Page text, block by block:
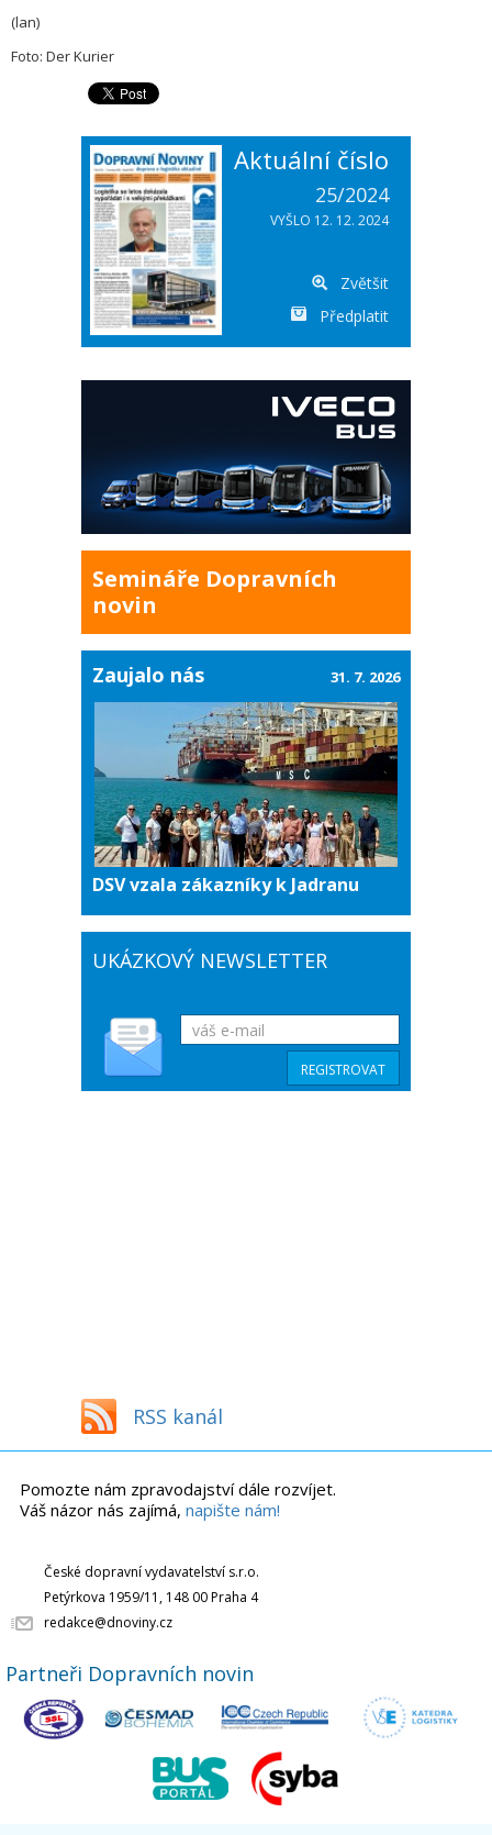
(lan)
Foto: Der Kurier
Aktuální číslo
25/2024
VYŠLO 12. 12. 2024
Zvětšit
Předplatit
Semináře Dopravních
novin
Zaujalo nás
DSV vzala zákazníky k Jadranu
31. 7. 2026
UKÁZKOVÝ NEWSLETTER
RSS kanál
Pomozte nám zpravodajství dále rozvíjet.
Váš názor nás zajímá, napište nám!
České dopravní vydavatelství s.r.o.
Petýrkova 1959/11, 148 00 Praha 4
redakce@dnoviny.cz
Partneři Dopravních novin